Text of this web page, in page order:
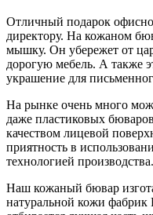
Отличный подарок
директору. На кожаном
мышку. Он убережет от
дорогую мебель. А также
украшение для
На рынке очень много
даже пластиковых
качеством лицевой
приятность в
технологией производства.
Наш кожаный бювар
натуральной кожи фабрик